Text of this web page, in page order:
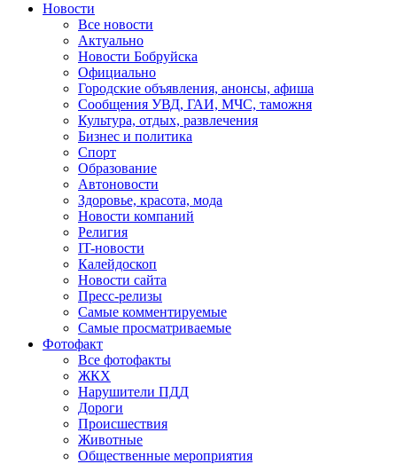
Новости
Все новости
Актуально
Новости Бобруйска
Официально
Городские объявления, анонсы, афиша
Сообщения УВД, ГАИ, МЧС, таможня
Культура, отдых, развлечения
Бизнес и политика
Спорт
Образование
Автоновости
Здоровье, красота, мода
Новости компаний
Религия
IT-новости
Калейдоскоп
Новости сайта
Пресс-релизы
Самые комментируемые
Самые просматриваемые
Фотофакт
Все фотофакты
ЖКХ
Нарушители ПДД
Дороги
Происшествия
Животные
Общественные мероприятия